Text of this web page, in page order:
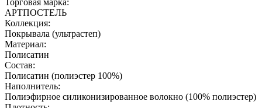
АРТПОСТЕЛЬ
Коллекция:
Покрывала (ультрастеп)
Материал:
Полисатин
Состав:
Полисатин (полиэстер 100%)
Наполнитель:
Полиэфирное силиконизированное волокно (100% полиэстер)